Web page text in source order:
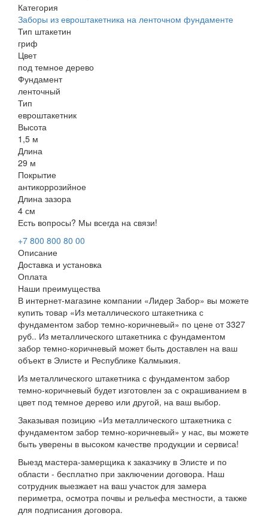
Категория
Заборы из евроштакетника на ленточном фундаменте
Тип штакетин
гриф
Цвет
под темное дерево
Фундамент
ленточный
Тип
евроштакетник
Высота
1,5 м
Длина
29 м
Покрытие
антикоррозийное
Длина зазора
4 см
Есть вопросы? Мы всегда на связи!
+7 800 800 80 00
Описание
Доставка и установка
Оплата
Наши преимущества
В интернет-магазине компании «Лидер Забор» вы можете
купить товар «Из металлического штакетника с
фундаментом забор темно-коричневый» по цене от 3327
руб.. Из металлического штакетника с фундаментом
забор темно-коричневый может быть доставлен на ваш
объект в Элисте и Республике Калмыкия.
Из металлического штакетника с фундаментом забор
темно-коричневый будет изготовлен за с окрашиванием в
цвет под темное дерево или другой, на ваш выбор.
Заказывая позицию «Из металлического штакетника с
фундаментом забор темно-коричневый» у нас, вы можете
быть уверены в высоком качестве продукции и сервиса!
Выезд мастера-замерщика к заказчику в Элисте и по
области - бесплатно при заключении договора. Наш
сотрудник выезжает на ваш участок для замера
периметра, осмотра почвы и рельефа местности, а также
для подписания договора.